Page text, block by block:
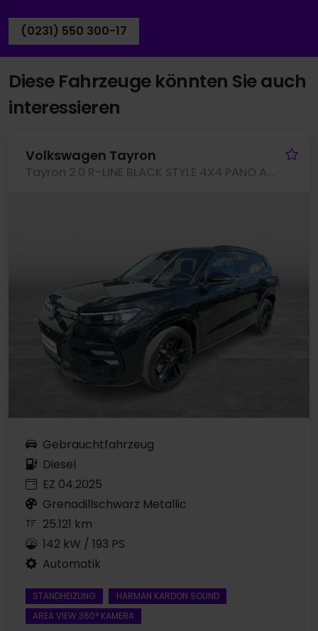
(0231) 550 300-17
Diese Fahrzeuge könnten Sie auch
interessieren
Volkswagen Tayron
Tayron 2.0 R-LINE BLACK STYLE 4X4 PANO AHK LM20
Gebrauchtfahrzeug
Diesel
EZ 04.2025
Grenadillschwarz Metallic
25.121 km
142 kW / 193 PS
Automatik
STANDHEIZUNG
HARMAN KARDON SOUND
AREA VIEW 360° KAMERA